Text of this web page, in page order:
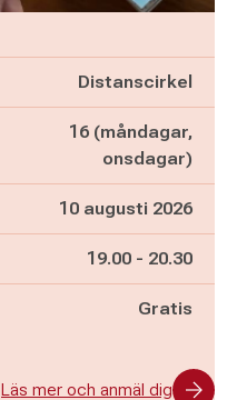
Distanscirkel
16 (måndagar,
onsdagar)
10 augusti 2026
Pågår mellan
19.00 - och
20.30
Gratis
Läs mer och anmäl dig